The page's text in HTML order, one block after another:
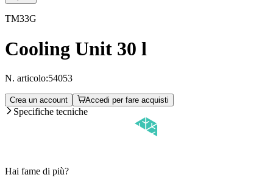
TM33G
Cooling Unit 30 l
N. articolo:54053
Crea un account Accedi per fare acquisti
Specifiche tecniche
Hai fame di più?